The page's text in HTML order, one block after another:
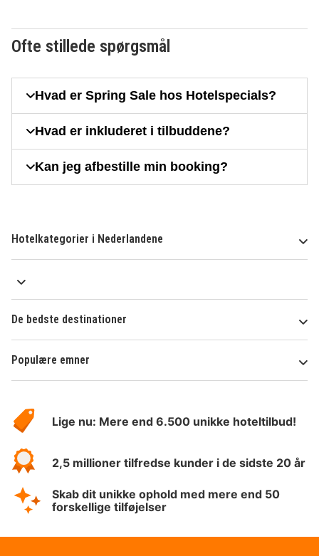
Ofte stillede spørgsmål
Hvad er Spring Sale hos Hotelspecials?
Hvad er inkluderet i tilbuddene?
Kan jeg afbestille min booking?
Hotelkategorier i Nederlandene
De bedste destinationer
Populære emner
HotelSpecials
Lige nu: Mere end 6.500 unikke hoteltilbud!
2,5 millioner tilfredse kunder i de sidste 20 år
Skab dit unikke ophold med mere end 50
forskellige tilføjelser